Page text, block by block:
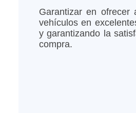
Garantizar en ofrecer
vehículos en
y garantizando la
compra.